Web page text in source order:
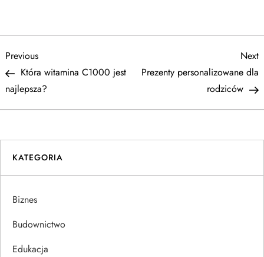
N
a
w
i
g
a
c
Previous
Post
Previous
Która witamina C1000 jest
najlepsza?
Next
Prezenty personalizowane dla
rodziców
KATEGORIA
Biznes
Budownictwo
Edukacja